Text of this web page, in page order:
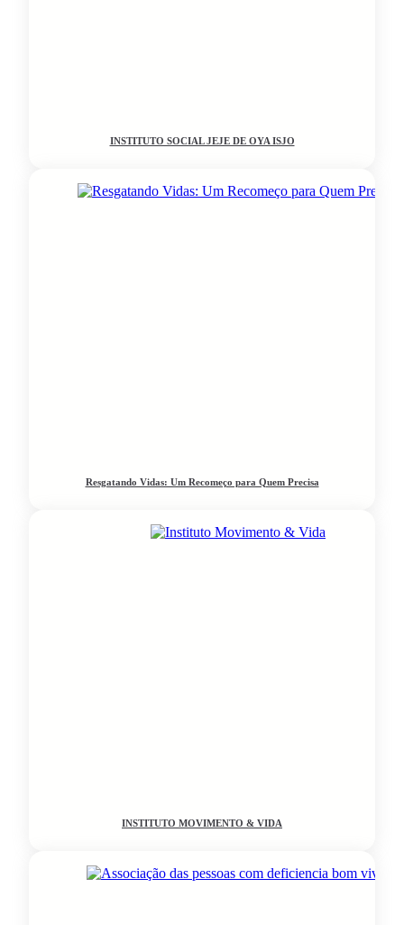
INSTITUTO SOCIAL JEJE DE OYA ISJO
Resgatando Vidas: Um Recomeço para Quem Precisa
INSTITUTO MOVIMENTO & VIDA